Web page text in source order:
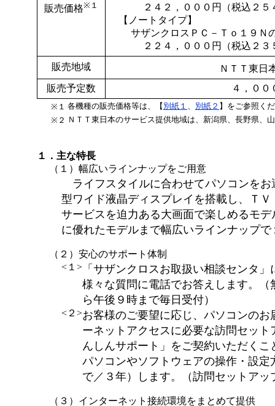
販売価格※１
２４２，０００円（税込２５
【ノートタイプ】
サザンクロスＰＣ－Ｔｏ１９Ｎ
２２４，０００円（税込２３
販売地域
ＮＴＴ東日
販売予定数
４，００
※１ 各機種の販売価格等は、【 別紙１ 、 別紙２ 】をご参照く
※２ ＮＴＴ東日本のサービス提供地域は、新潟県、長野県、
１．主な特長
（１）幅広いラインナップをご用意
ライフスタイルに合わせてパソコンをお
型ワイド液晶ディスプレイを搭載し、Ｔ
サービスを迫力ある大画面で楽しめるモ
に優れたモデルまで幅広いラインナップ
（２）安心のサポート体制
<１> 「サザンクロスお取扱い相談センタ
様々な質問に電話でお答えします。
ら午後９時まで毎日受付）
<２>お客様のご要望に応じ、パソコンの
ーネットアクセスに必要な訪問セッ
んしんサポート」をご契約いただく
パソコンやソフトウェアの操作・設
で／３年）します。（訪問セットア
（３）インターネット接続環境をまとめて提供